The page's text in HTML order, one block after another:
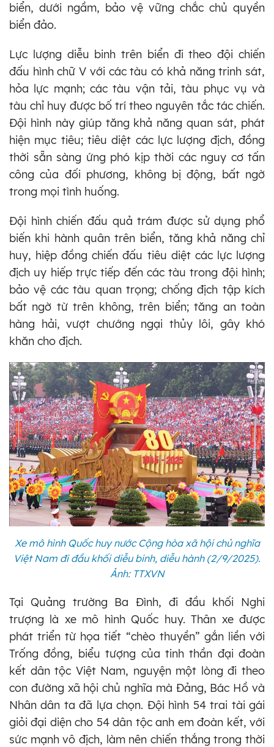
biển, dưới ngầm, bảo vệ vững chắc chủ quyền
biển đảo.
Lực lượng diễu binh trên biển đi theo đội chiến
đấu hình chữ V với các tàu có khả năng trinh sát,
hỏa lực mạnh; các tàu vận tải, tàu phục vụ và
tàu chỉ huy được bố trí theo nguyên tắc tác chiến.
Đội hình này giúp tăng khả năng quan sát, phát
hiện mục tiêu; tiêu diệt các lực lượng địch, đồng
thời sẵn sàng ứng phó kịp thời các nguy cơ tấn
công của đối phương, không bị động, bất ngờ
trong mọi tình huống.
Đội hình chiến đấu quả trám được sử dụng phổ
biến khi hành quân trên biển, tăng khả năng chỉ
huy, hiệp đồng chiến đấu tiêu diệt các lực lượng
địch uy hiếp trực tiếp đến các tàu trong đội hình;
bảo vệ các tàu quan trọng; chống địch tập kích
bất ngờ từ trên không, trên biển; tăng an toàn
hàng hải, vượt chướng ngại thủy lôi, gây khó
khăn cho địch.
Xe mô hình Quốc huy nước Cộng hòa xã hội chủ nghĩa
Việt Nam đi đầu khối diễu binh, diễu hành (2/9/2025).
Ảnh: TTXVN
Tại Quảng trường Ba Đình, đi đầu khối Nghi
trượng là xe mô hình Quốc huy. Thân xe được
phát triển từ họa tiết “chèo thuyền” gắn liền với
Trống đồng, biểu tượng của tinh thần đại đoàn
kết dân tộc Việt Nam, nguyện một lòng đi theo
con đường xã hội chủ nghĩa mà Đảng, Bác Hồ và
Nhân dân ta đã lựa chọn. Đội hình 54 trai tài gái
giỏi đại diện cho 54 dân tộc anh em đoàn kết, với
sức mạnh vô địch, làm nên chiến thắng trong thời